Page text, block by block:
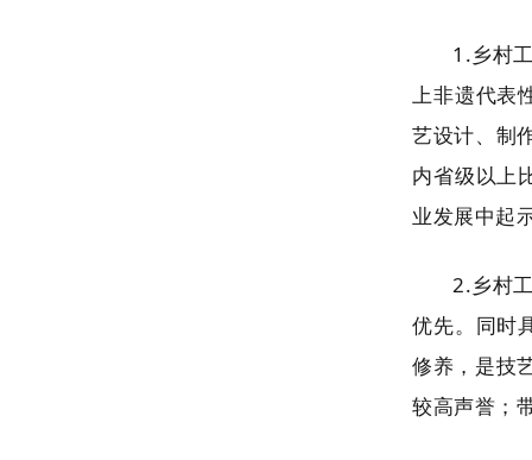
1.乡村
上非遗代表
艺设计、制
内省级以上
业发展中起
2.乡村
优先。同时
修养，是技
较高声誉；